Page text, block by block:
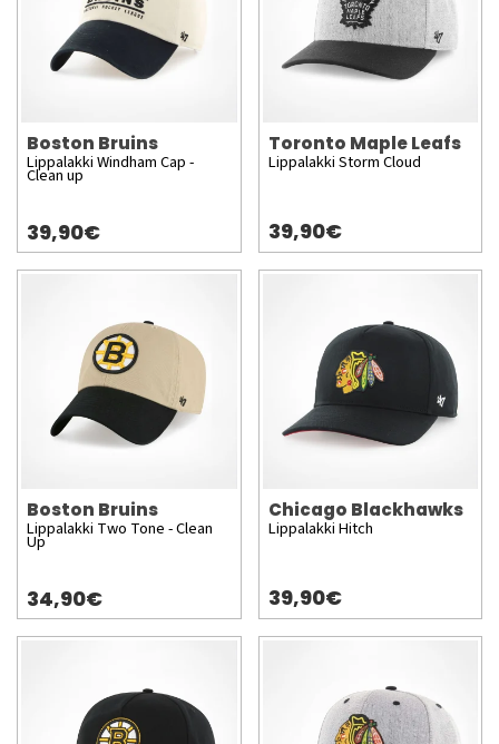
Boston Bruins
Lippalakki Windham Cap -
Clean up
39,90€
Toronto Maple Leafs
Lippalakki Storm Cloud
39,90€
Boston Bruins
Lippalakki Two Tone - Clean
Up
34,90€
Chicago Blackhawks
Lippalakki Hitch
39,90€